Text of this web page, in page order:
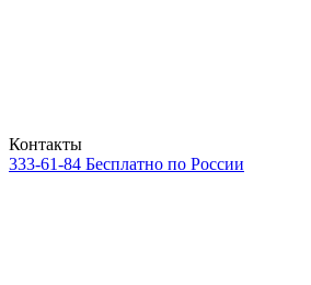
Контакты
333-61-84 Бесплатно по России